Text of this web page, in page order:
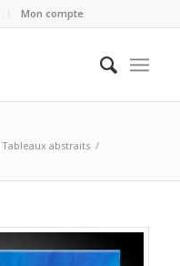
Mon compte
Tableaux abstraits /